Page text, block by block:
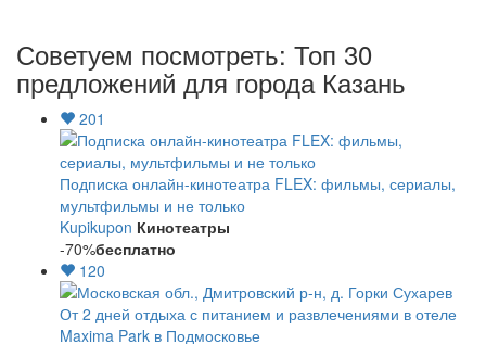
Советуем посмотреть: Топ 30
предложений для города Казань
201
Подписка онлайн-кинотеатра FLEX: фильмы, сериалы,
мультфильмы и не только
Kupikupon Кинотеатры
-70%бесплатно
120
От 2 дней отдыха с питанием и развлечениями в отеле
Maxima Park в Подмосковье